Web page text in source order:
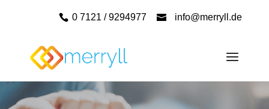
0 7121 / 9294977 info@merryll.de